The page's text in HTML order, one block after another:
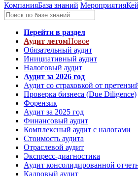
КомпанияБаза знаний Мероприятия
Перейти в раздел
Аудит летомНовое
Обязательный аудит
Инициативный аудит
Налоговый аудит
Аудит за 2026 год
Аудит со страховкой от
Проверка бизнеса (Due Diligence)
Форензик
Аудит за 2025 год
Финансовый аудит
Комплексный аудит с налогами
Стоимость аудита
Отраслевой аудит
Экспресс-диагностика
Аудит консолидированной
Кадровый аудит